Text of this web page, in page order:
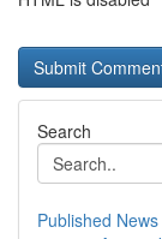
Search
Published News